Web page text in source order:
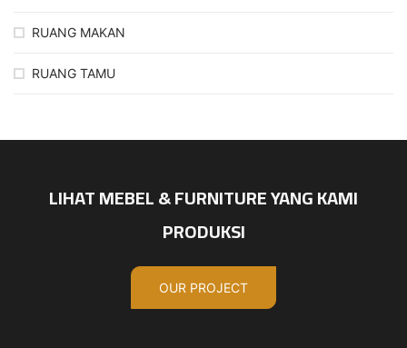
RUANG MAKAN
RUANG TAMU
LIHAT MEBEL & FURNITURE YANG KAMI
PRODUKSI
OUR PROJECT